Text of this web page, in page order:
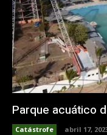
Parque acuático
Catástrofe abril 17,